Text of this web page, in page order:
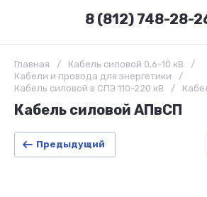
8 (812) 748-28-
Главная / Кабель силовой 0,6-10 кВ
/
Кабели и провода для энергетики
/
Кабель силовой в СПЭ 110-220 кВ
/
Кабель силовой АПвСП
Предыдущий